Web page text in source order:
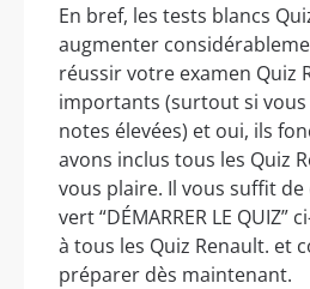
En bref, les tests blancs
augmenter
réussir votre examen Quiz
importants (surtout si
notes élevées) et oui, ils
avons inclus tous les Quiz
vous plaire. Il vous suffit
vert “DÉMARRER LE
à tous les Quiz Renault. et
préparer dès maintenant.